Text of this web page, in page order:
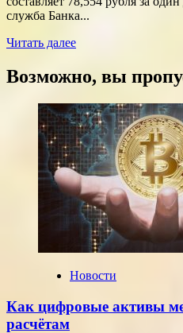
служба Банка...
Читать далееПрочитать
Курсы
и
евро,
установленные
ЦБ
РФ
на
среду,
22
июля
2026
года
Возможно, вы
Новости
Как цифровые активы
расчётам